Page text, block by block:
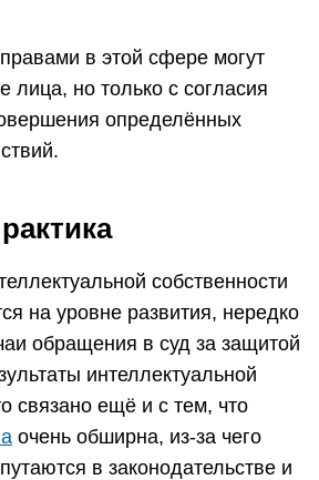
в этой сфере могут
лица, но только с согласия
определённых
собственности
на уровне развития, нередко
обращения в суд за защитой
интеллектуальной
связано ещё и с тем, что
очень обширна, из-за чего
в законодательстве и